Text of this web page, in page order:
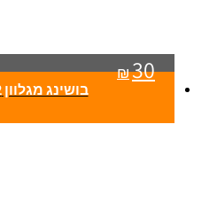
₪30
בושינג מגלוון 2-11/2